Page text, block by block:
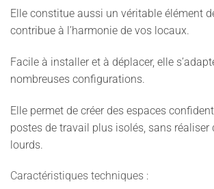
Elle constitue aussi un véritable élément
contribue à l’harmonie de vos locaux.
Facile à installer et à déplacer, elle
nombreuses configurations.
Elle permet de créer des espaces
postes de travail plus isolés, sans réaliser
lourds.
Caractéristiques techniques :